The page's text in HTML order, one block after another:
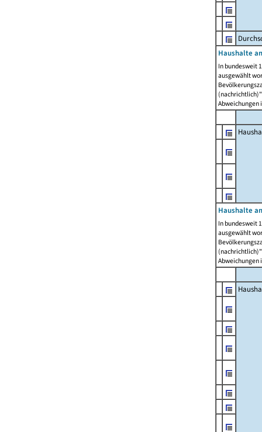
Haushalte
In bundesweit
ausgewählt
Abweichungen
Haushalte
In bundesweit
ausgewählt
Abweichungen